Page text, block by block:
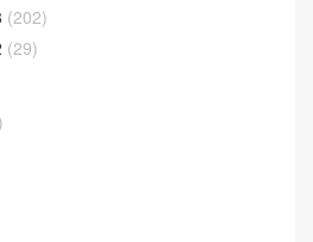
(202)
(29)